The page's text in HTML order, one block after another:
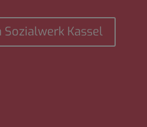
Sozialwerk Kassel